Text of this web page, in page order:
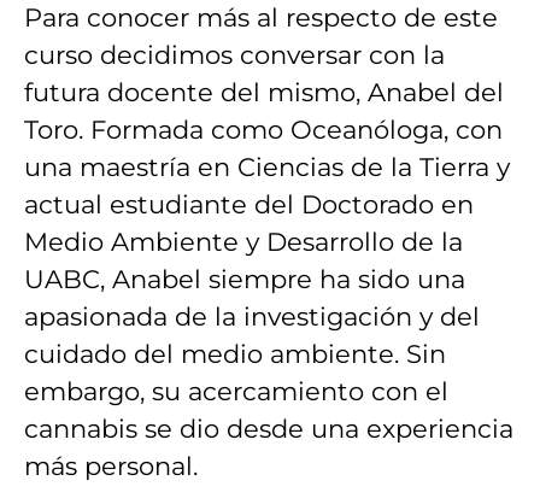
Para conocer más al respecto de este
curso decidimos conversar con la
futura docente del mismo, Anabel del
Toro. Formada como Oceanóloga, con
una maestría en Ciencias de la Tierra y
actual estudiante del Doctorado en
Medio Ambiente y Desarrollo de la
UABC, Anabel siempre ha sido una
apasionada de la investigación y del
cuidado del medio ambiente. Sin
embargo, su acercamiento con el
cannabis se dio desde una experiencia
más personal.